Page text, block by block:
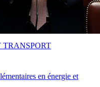
en énergie et